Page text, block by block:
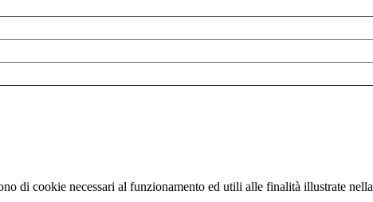
di cookie necessari al funzionamento ed utili alle finalità illustrate nella